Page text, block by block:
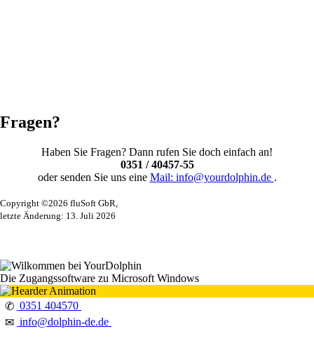
Fragen?
Haben Sie Fragen? Dann rufen Sie doch einfach an!
0351 / 40457-55
oder senden Sie uns eine Mail: info@yourdolphin.de .
Copyright ©2026 fluSoft GbR,
letzte Änderung: 13. Juli 2026
Die Zugangssoftware zu Microsoft Windows
✆ 0351 404570
✉ info@dolphin-de.de